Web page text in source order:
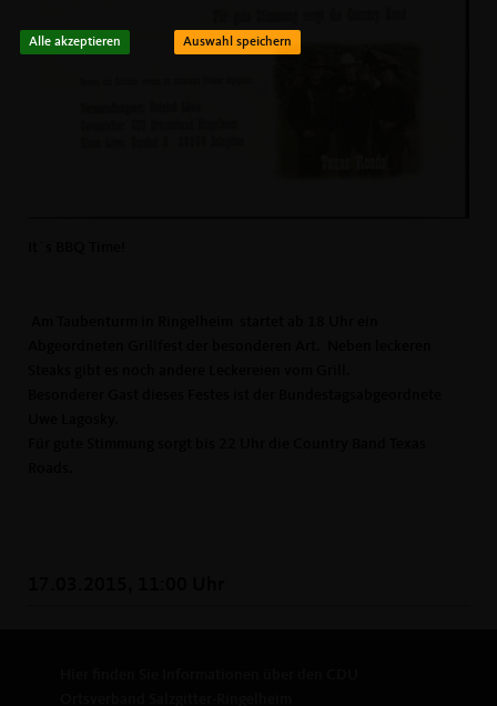
Alle akzeptieren Auswahl speichern